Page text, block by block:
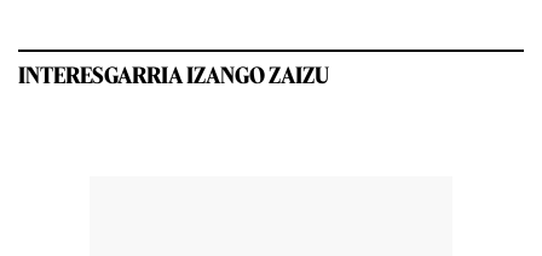
INTERESGARRIA IZANGO ZAIZU